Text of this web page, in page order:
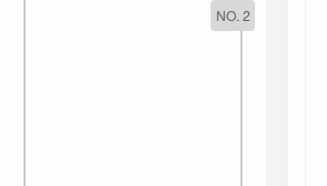
NO. 2